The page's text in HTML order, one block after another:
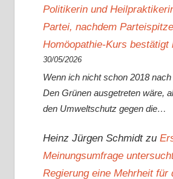
Politikerin und
Partei, nachdem
Homöopathie-Kurs bestätigt
30/05/2026
Wenn ich nicht schon 2018
Den Grünen ausgetreten wäre,
den Umweltschutz gegen die…
Heinz Jürgen Schmidtzu
Meinungsumfrage
Regierung eine Mehrheit für